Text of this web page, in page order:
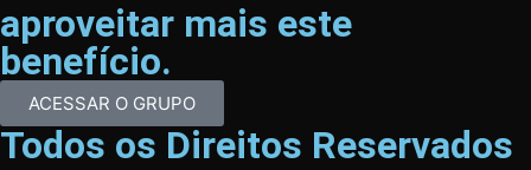
aproveitar mais este
benefício.
ACESSAR O GRUPO
Todos os Direitos Reservados